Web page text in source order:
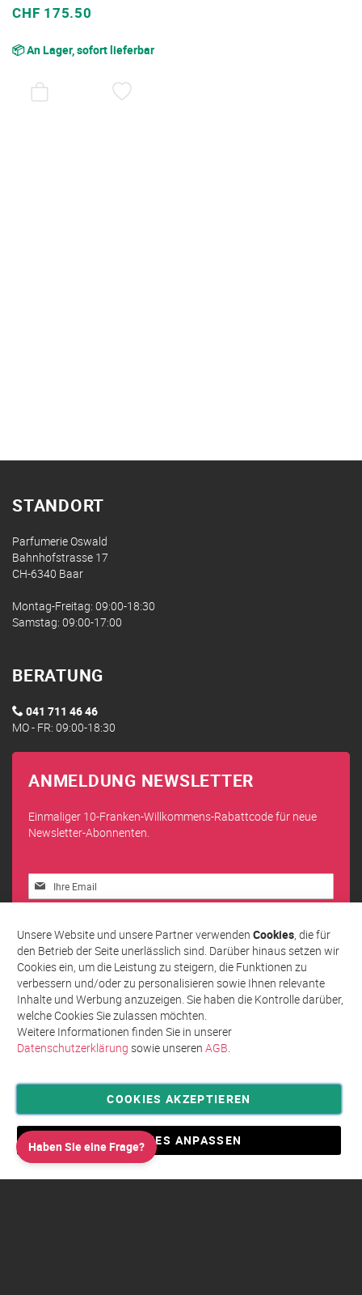
Sonderpreis
CHF 175.50
📦 An Lager, sofort lieferbar
STANDORT
Parfumerie Oswald
Bahnhofstrasse 17
CH-6340 Baar
Montag-Freitag: 09:00-18:30
Samstag: 09:00-17:00
BERATUNG
041 711 46 46
MO - FR: 09:00-18:30
ANMELDUNG NEWSLETTER
Einmaliger 10-Franken-Willkommens-Rabattcode für neue
Newsletter-Abonnenten.
Melden
Sie
unseren
Newsletter
an:
Abonnieren
Privatsphäre und Datenschutz
Allgemeine Geschäftsbedingungen AGB
Impressum
Haben Sie eine Frage?
Unsere Website und unsere Partner verwenden Cookies, die für
den Betrieb der Seite unerlässlich sind. Darüber hinaus setzen wir
Cookies ein, um die Leistung zu steigern, die Funktionen zu
verbessern und/oder zu personalisieren sowie Ihnen relevante
Inhalte und Werbung anzuzeigen. Sie haben die Kontrolle darüber,
welche Cookies Sie zulassen möchten.
Weitere Informationen finden Sie in unserer
Datenschutzerklärung sowie unseren AGB.
COOKIES AKZEPTIEREN
COOKIES ANPASSEN